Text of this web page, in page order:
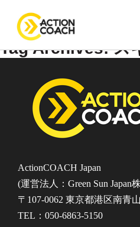
Tag Archives: ス
ActionCOACH Japan
(運営法人：Green Sun Japan
〒107-0062 東京都港区南青
TEL：050-6863-5150